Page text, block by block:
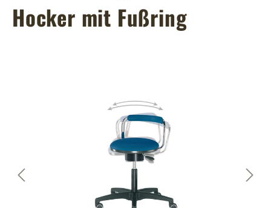
Hocker mit Fußring
Bildergalerie überspringen